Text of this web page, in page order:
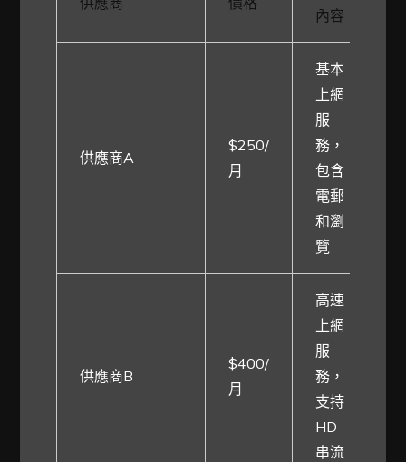
內容
供應商A
$250/
月
基本
上網
服
務，
包含
電郵
和瀏
覽
供應商B
$400/
月
高速
上網
服
務，
支持
HD
串流